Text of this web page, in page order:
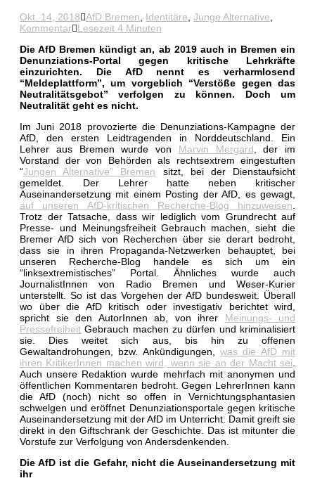
Okt. 14, 2018 AfD Bremen Identitäre Junge Alternative
Kommentar Lesezeit 4 Minuten
Die AfD Bremen kündigt an, ab 2019 auch in Bremen ein
Denunziations-Portal gegen kritische Lehrkräfte
einzurichten. Die AfD nennt es verharmlosend
“Meldeplattform”, um vorgeblich “Verstöße gegen das
Neutralitätsgebot” verfolgen zu können. Doch um
Neutralität geht es nicht.
Im Juni 2018 provozierte die Denunziations-Kampagne der
AfD, den ersten Leidtragenden in Norddeutschland. Ein
Lehrer aus Bremen wurde von Marvin Mergard , der im
Vorstand der von Behörden als rechtsextrem eingestuften
“Jungen Alternative” Bremen sitzt, bei der Dienstaufsicht
gemeldet. Der Lehrer hatte neben kritischer
Auseinandersetzung mit einem Posting der AfD, es gewagt,
auf unseren AfD-kritischen Recherche-Blog hinzuweisen
Trotz der Tatsache, dass wir lediglich vom Grundrecht auf
Presse- und Meinungsfreiheit Gebrauch machen, sieht die
Bremer AfD sich von Recherchen über sie derart bedroht,
dass sie in ihren Propaganda-Netzwerken behauptet, bei
unseren Recherche-Blog handele es sich um ein
“linksextremistisches” Portal. Ähnliches wurde auch
JournalistInnen von Radio Bremen und Weser-Kurier
unterstellt. So ist das Vorgehen der AfD bundesweit. Überall
wo über die AfD kritisch oder investigativ berichtet wird,
spricht sie den AutorInnen ab, von ihrer Meinungs- und
Pressefreiheit Gebrauch machen zu dürfen und kriminalisiert
sie. Dies weitet sich aus, bis hin zu offenen
Gewaltandrohungen, bzw. Ankündigungen, was die AfD mit
ihren KritikerInnen machen wird, wenn sie an der Macht sei
Auch unsere Redaktion wurde mehrfach mit anonymen und
öffentlichen Kommentaren bedroht. Gegen LehrerInnen kann
die AfD (noch) nicht so offen in Vernichtungsphantasien
schwelgen und eröffnet Denunziationsportale gegen kritische
Auseinandersetzung mit der AfD im Unterricht. Damit greift sie
direkt in den Giftschrank der Geschichte. Das ist mitunter die
Vorstufe zur Verfolgung von Andersdenkenden.
Die AfD ist die Gefahr, nicht die Auseinandersetzung mit
ihr